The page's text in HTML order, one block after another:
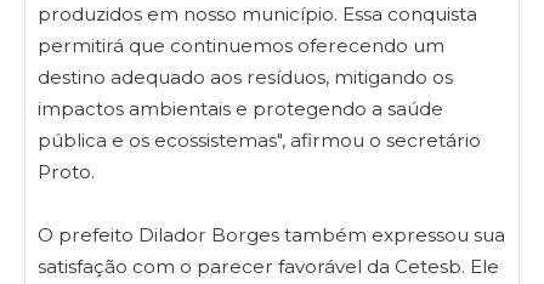
produzidos em nosso município. Essa conquista
permitirá que continuemos oferecendo um
destino adequado aos resíduos, mitigando os
impactos ambientais e protegendo a saúde
pública e os ecossistemas", afirmou o secretário
Proto.
O prefeito Dilador Borges também expressou sua
satisfação com o parecer favorável da Cetesb. Ele